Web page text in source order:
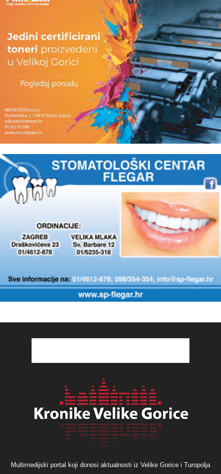
Multimedijski portal koji donosi aktualnosti iz Velike Gorice i Turopolja